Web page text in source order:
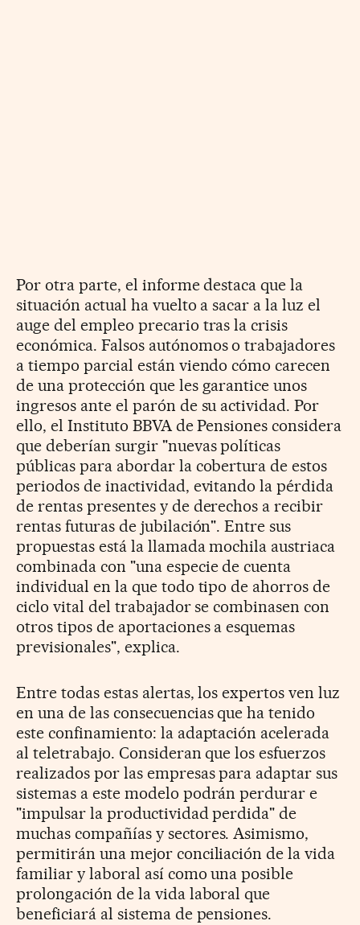
Por otra parte, el informe destaca que la
situación actual ha vuelto a sacar a la luz el
auge del empleo precario tras la crisis
económica. Falsos autónomos o trabajadores
a tiempo parcial están viendo cómo carecen
de una protección que les garantice unos
ingresos ante el parón de su actividad. Por
ello, el Instituto BBVA de Pensiones considera
que deberían surgir "nuevas políticas
públicas para abordar la cobertura de estos
periodos de inactividad, evitando la pérdida
de rentas presentes y de derechos a recibir
rentas futuras de jubilación". Entre sus
propuestas está la llamada mochila austriaca
combinada con "una especie de cuenta
individual en la que todo tipo de ahorros de
ciclo vital del trabajador se combinasen con
otros tipos de aportaciones a esquemas
previsionales", explica.
Entre todas estas alertas, los expertos ven luz
en una de las consecuencias que ha tenido
este confinamiento: la adaptación acelerada
al teletrabajo. Consideran que los esfuerzos
realizados por las empresas para adaptar sus
sistemas a este modelo podrán perdurar e
"impulsar la productividad perdida" de
muchas compañías y sectores. Asimismo,
permitirán una mejor conciliación de la vida
familiar y laboral así como una posible
prolongación de la vida laboral que
beneficiará al sistema de pensiones.